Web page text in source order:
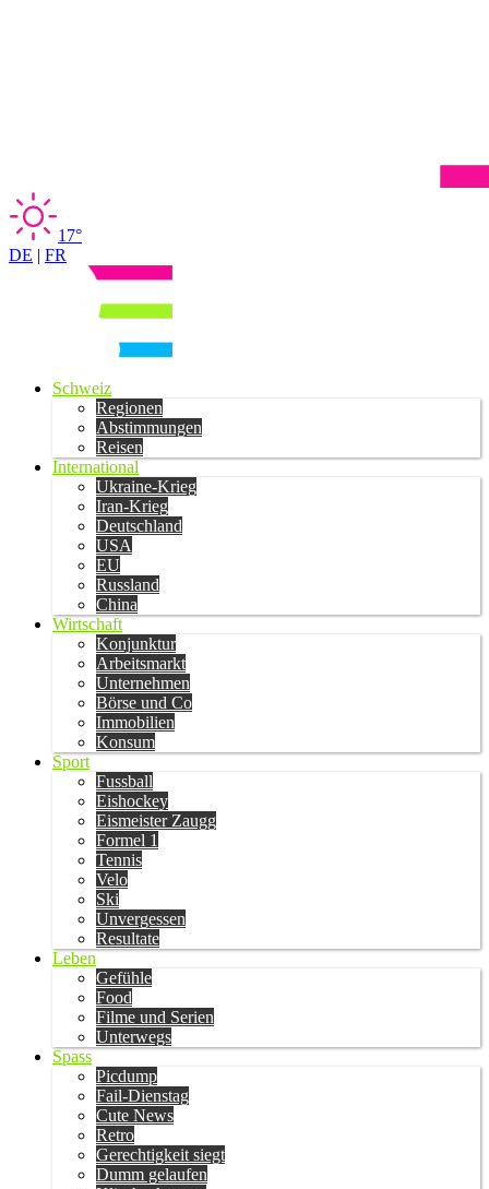
17°
DE | FR
Schweiz
Regionen
Abstimmungen
Reisen
International
Ukraine-Krieg
Iran-Krieg
Deutschland
USA
EU
Russland
China
Wirtschaft
Konjunktur
Arbeitsmarkt
Unternehmen
Börse und Co
Immobilien
Konsum
Sport
Fussball
Eishockey
Eismeister Zaugg
Formel 1
Tennis
Velo
Ski
Unvergessen
Resultate
Leben
Gefühle
Food
Filme und Serien
Unterwegs
Spass
Picdump
Fail-Dienstag
Cute News
Retro
Gerechtigkeit siegt
Dumm gelaufen